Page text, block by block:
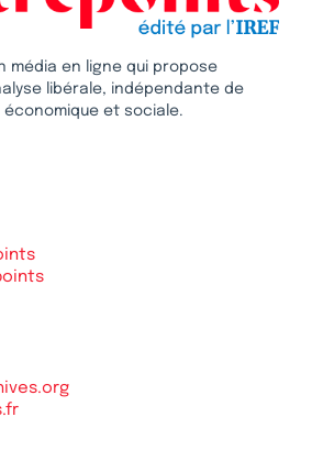
média en ligne qui propose
libérale, indépendante de
économique et sociale.